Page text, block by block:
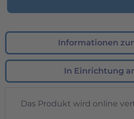
Informationen
In Einrichtung
Das Produkt wird online